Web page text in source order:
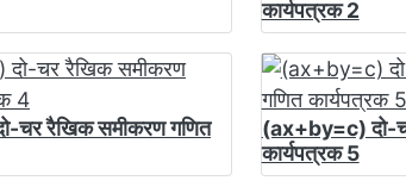
कार्यपत्रक 2
चर रैखिक समीकरण गणित
(ax+by=c) दो-
कार्यपत्रक 5